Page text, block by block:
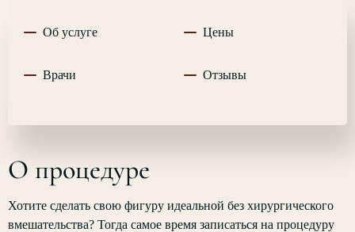
О процедуре
Хотите сделать свою фигуру идеальной без хирургического
вмешательства? Тогда самое время записаться на процедуру
Об услуге
Врачи
Цены
Отзывы